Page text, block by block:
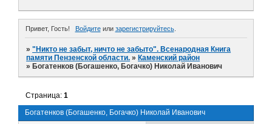
Привет, Гость! Войдитеили зарегистрируйтесь.
»"Никто не забыт, ничто не забыто". Всенародная Книга
памяти Пензенской области. » Каменский район
» Богатенков (Богашенко, Богачко) Николай Иванович
Богатенков (Богашенко, Богачко) Николай Иванович
Страница:1